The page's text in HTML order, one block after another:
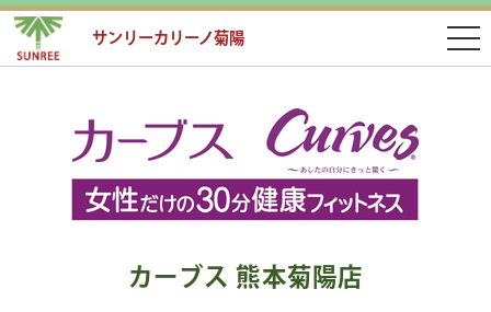
サンリーカリーノ菊陽
カーブス 熊本菊陽店